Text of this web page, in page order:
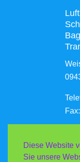
Diese Website
Sie unsere